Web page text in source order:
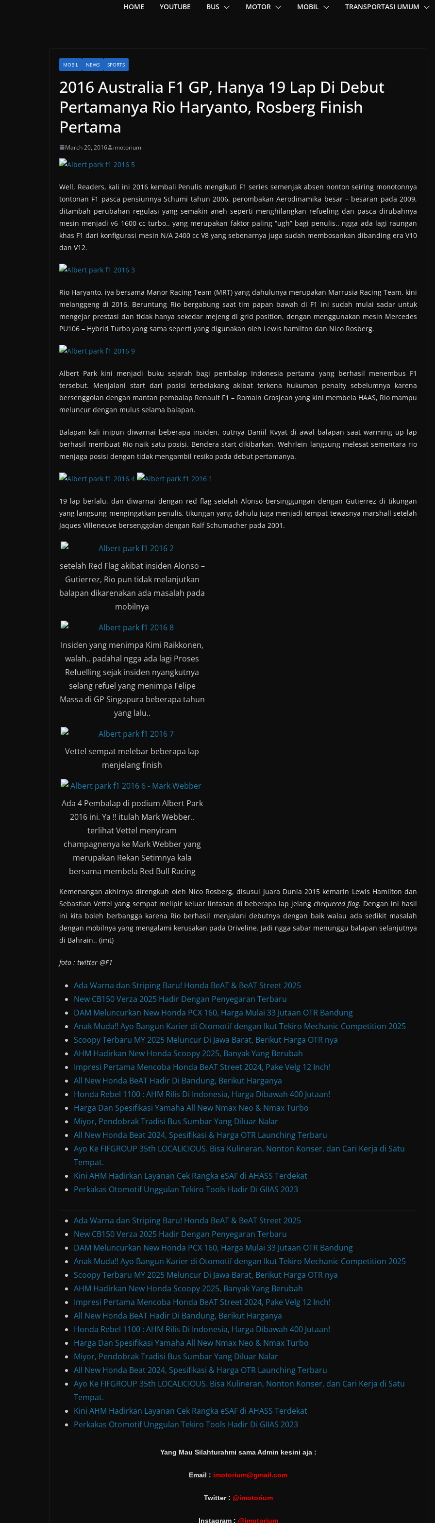
HOME YOUTUBE BUS MOTOR MOBIL TRANSPORTASI UMUM
MOBIL NEWS SPORTS
2016 Australia F1 GP, Hanya 19 Lap Di Debut
Pertamanya Rio Haryanto, Rosberg Finish
Pertama
March 20, 2016 imotorium
Well, Readers, kali ini 2016 kembali Penulis mengikuti F1 series semenjak absen nonton seiring monotonnya
tontonan F1 pasca pensiunnya Schumi tahun 2006, perombakan Aerodinamika besar – besaran pada 2009,
ditambah perubahan regulasi yang semakin aneh seperti menghilangkan refueling dan pasca dirubahnya
mesin menjadi v6 1600 cc turbo.. yang merupakan faktor paling “ugh” bagi penulis.. ngga ada lagi raungan
khas F1 dari konfigurasi mesin N/A 2400 cc V8 yang sebenarnya juga sudah membosankan dibanding era V10
dan V12.
Rio Haryanto, iya bersama Manor Racing Team (MRT) yang dahulunya merupakan Marrusia Racing Team, kini
melanggeng di 2016. Beruntung Rio bergabung saat tim papan bawah di F1 ini sudah mulai sadar untuk
mengejar prestasi dan tidak hanya sekedar mejeng di grid position, dengan menggunakan mesin Mercedes
PU106 – Hybrid Turbo yang sama seperti yang digunakan oleh Lewis hamilton dan Nico Rosberg.
Albert Park kini menjadi buku sejarah bagi pembalap Indonesia pertama yang berhasil menembus F1
tersebut. Menjalani start dari posisi terbelakang akibat terkena hukuman penalty sebelumnya karena
bersenggolan dengan mantan pembalap Renault F1 – Romain Grosjean yang kini membela HAAS, Rio mampu
meluncur dengan mulus selama balapan.
Balapan kali inipun diwarnai beberapa insiden, outnya Daniil Kvyat di awal balapan saat warming up lap
berhasil membuat Rio naik satu posisi. Bendera start dikibarkan, Wehrlein langsung melesat sementara rio
menjaga posisi dengan tidak mengambil resiko pada debut pertamanya.
19 lap berlalu, dan diwarnai dengan red flag setelah Alonso bersinggungan dengan Gutierrez di tikungan
yang langsung mengingatkan penulis, tikungan yang dahulu juga menjadi tempat tewasnya marshall setelah
Jaques Villeneuve bersenggolan dengan Ralf Schumacher pada 2001.
setelah Red Flag akibat insiden Alonso –
Gutierrez, Rio pun tidak melanjutkan
balapan dikarenakan ada masalah pada
mobilnya
Insiden yang menimpa Kimi Raikkonen,
walah.. padahal ngga ada lagi Proses
Refuelling sejak insiden nyangkutnya
selang refuel yang menimpa Felipe
Massa di GP Singapura beberapa tahun
yang lalu..
Vettel sempat melebar beberapa lap
menjelang finish
Ada 4 Pembalap di podium Albert Park
2016 ini. Ya !! itulah Mark Webber..
terlihat Vettel menyiram
champagnenya ke Mark Webber yang
merupakan Rekan Setimnya kala
bersama membela Red Bull Racing
Kemenangan akhirnya direngkuh oleh Nico Rosberg, disusul Juara Dunia 2015 kemarin Lewis Hamilton dan
Sebastian Vettel yang sempat melipir keluar lintasan di beberapa lap jelangchequered flag. Dengan ini hasil
ini kita boleh berbangga karena Rio berhasil menjalani debutnya dengan baik walau ada sedikit masalah
dengan mobilnya yang mengalami kerusakan pada Driveline. Jadi ngga sabar menunggu balapan selanjutnya
di Bahrain.. (imt)
foto : twitter @F1
Ada Warna dan Striping Baru! Honda BeAT & BeAT Street 2025
New CB150 Verza 2025 Hadir Dengan Penyegaran Terbaru
DAM Meluncurkan New Honda PCX 160, Harga Mulai 33 Jutaan OTR Bandung
Anak Muda!! Ayo Bangun Karier di Otomotif dengan Ikut Tekiro Mechanic Competition 2025
Scoopy Terbaru MY 2025 Meluncur Di Jawa Barat, Berikut Harga OTR nya
AHM Hadirkan New Honda Scoopy 2025, Banyak Yang Berubah
Impresi Pertama Mencoba Honda BeAT Street 2024, Pake Velg 12 Inch!
All New Honda BeAT Hadir Di Bandung, Berikut Harganya
Honda Rebel 1100 : AHM Rilis Di Indonesia, Harga Dibawah 400 Jutaan!
Harga Dan Spesifikasi Yamaha All New Nmax Neo & Nmax Turbo
Miyor, Pendobrak Tradisi Bus Sumbar Yang Diluar Nalar
All New Honda Beat 2024, Spesifikasi & Harga OTR Launching Terbaru
Ayo Ke FIFGROUP 35th LOCALICIOUS. Bisa Kulineran, Nonton Konser, dan Cari Kerja di Satu
Tempat.
Kini AHM Hadirkan Layanan Cek Rangka eSAF di AHASS Terdekat
Perkakas Otomotif Unggulan Tekiro Tools Hadir Di GIIAS 2023
Ada Warna dan Striping Baru! Honda BeAT & BeAT Street 2025
New CB150 Verza 2025 Hadir Dengan Penyegaran Terbaru
DAM Meluncurkan New Honda PCX 160, Harga Mulai 33 Jutaan OTR Bandung
Anak Muda!! Ayo Bangun Karier di Otomotif dengan Ikut Tekiro Mechanic Competition 2025
Scoopy Terbaru MY 2025 Meluncur Di Jawa Barat, Berikut Harga OTR nya
AHM Hadirkan New Honda Scoopy 2025, Banyak Yang Berubah
Impresi Pertama Mencoba Honda BeAT Street 2024, Pake Velg 12 Inch!
All New Honda BeAT Hadir Di Bandung, Berikut Harganya
Honda Rebel 1100 : AHM Rilis Di Indonesia, Harga Dibawah 400 Jutaan!
Harga Dan Spesifikasi Yamaha All New Nmax Neo & Nmax Turbo
Miyor, Pendobrak Tradisi Bus Sumbar Yang Diluar Nalar
All New Honda Beat 2024, Spesifikasi & Harga OTR Launching Terbaru
Ayo Ke FIFGROUP 35th LOCALICIOUS. Bisa Kulineran, Nonton Konser, dan Cari Kerja di Satu
Tempat.
Kini AHM Hadirkan Layanan Cek Rangka eSAF di AHASS Terdekat
Perkakas Otomotif Unggulan Tekiro Tools Hadir Di GIIAS 2023
Yang Mau Silahturahmi sama Admin kesini aja :
Email : imotorium@gmail.com
Twitter : @imotorium
Instagram : @imotorium